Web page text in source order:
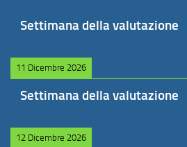
Settimana della valutazione
11 Dicembre 2026
Settimana della valutazione
12 Dicembre 2026